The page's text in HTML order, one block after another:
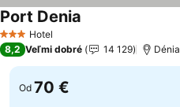
3 Počet hviezdičiek
Hotel
Port Denia
8,2 Veľmi dobré 14 129 Dénia
Od 70 €